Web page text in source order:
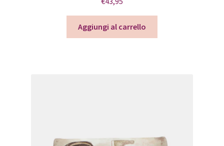
Aggiungi al carrello